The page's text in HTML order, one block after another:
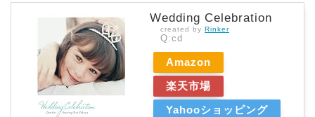
Wedding Celebration
created by Rinker
Q:cd
Amazon
楽天市場
Yahooショッピング